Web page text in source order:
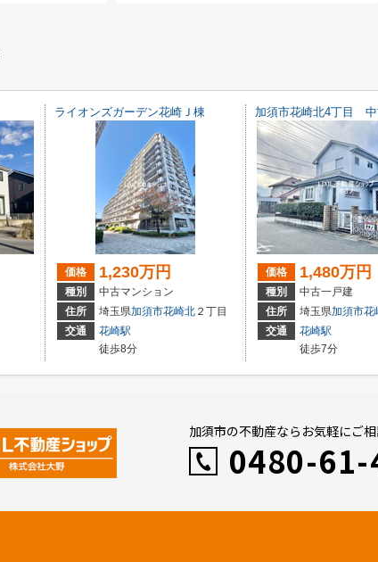
ライオンズガーデン花崎Ｊ棟
価格 1,230万円
種別
中古マンション
住所
埼玉県加須市花崎北 ２丁目
交通
花崎駅
徒歩8分
加須市花崎北4丁目 中
価格 1,480万円
種別
中古一戸建
住所
埼玉県加須市花
交通
花崎駅
徒歩7分
加須市の不動産ならお気軽にご相
0480-61-